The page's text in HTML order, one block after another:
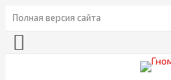
Полная версия сайта